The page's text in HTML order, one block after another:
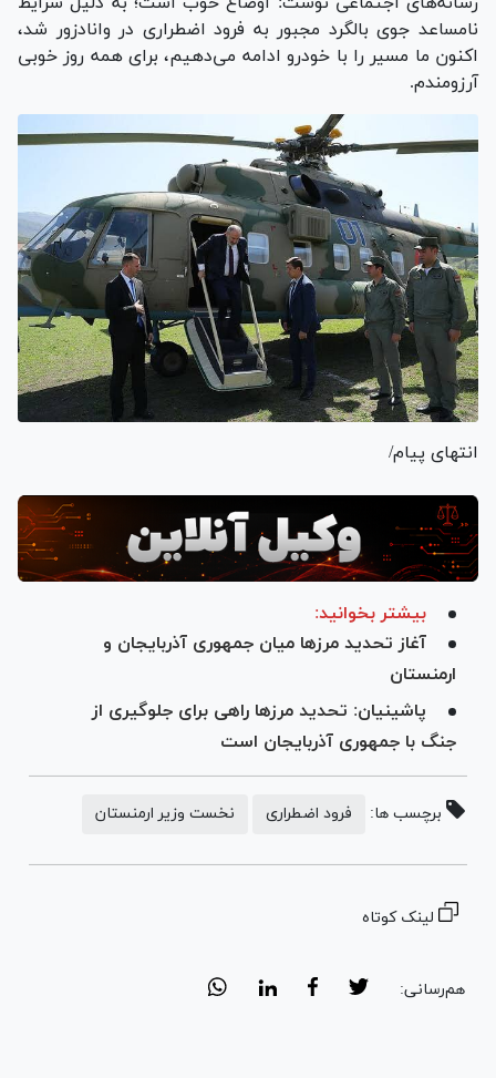
نامساعد جوی بالگرد مجبور به فرود اضطراری در وانادزور شد،
اکنون ما مسیر را با خودرو ادامه می‌دهیم، برای همه روز خوبی
آرزومندم.
انتهای پیام/
بیشتر بخوانید:
آغاز تحدید مرزها میان جمهوری آذربایجان و
ارمنستان
پاشینیان: تحدید مرز‌ها راهی برای جلوگیری از
جنگ با جمهوری آذربایجان است
برچسب ها: فرود اضطراری نخست وزیر ارمنستان
لینک کوتاه
هم‌رسانی: